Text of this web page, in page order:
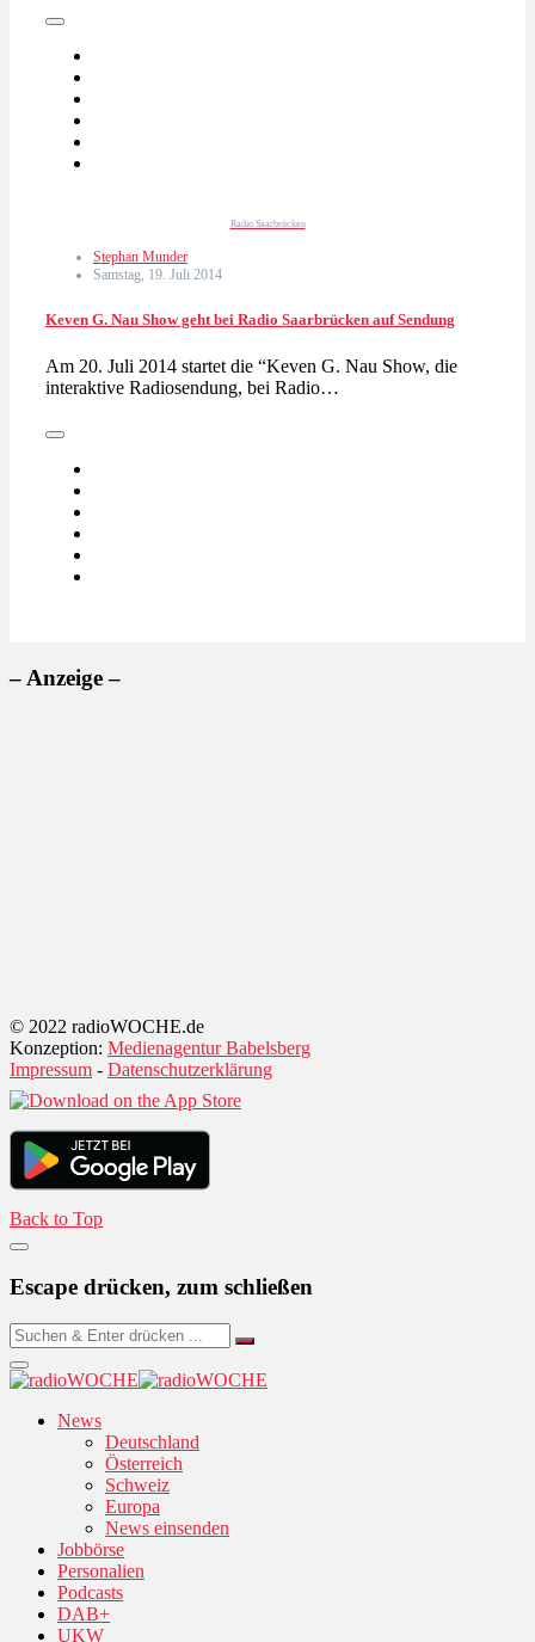
Radio Saarbrücken
Stephan Munder
Samstag, 19. Juli 2014
Keven G. Nau Show geht bei Radio Saarbrücken auf Sendung
Am 20. Juli 2014 startet die “Keven G. Nau Show, die
interaktive Radiosendung, bei Radio…
– Anzeige –
© 2022 radioWOCHE.de
Konzeption: Medienagentur Babelsberg
Impressum - Datenschutzerklärung
Back to Top
Escape drücken, zum schließen
News
Deutschland
Österreich
Schweiz
Europa
News einsenden
Jobbörse
Personalien
Podcasts
DAB+
UKW